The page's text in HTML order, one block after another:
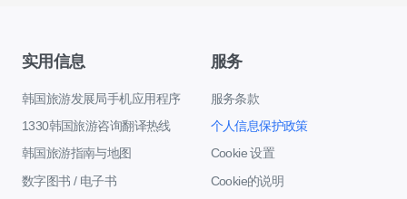
实用信息
韩国旅游发展局手机应用程序
1330韩国旅游咨询翻译热线
韩国旅游指南与地图
数字图书 / 电子书
服务
服务条款
个人信息保护政策
Cookie 设置
Cookie的说明